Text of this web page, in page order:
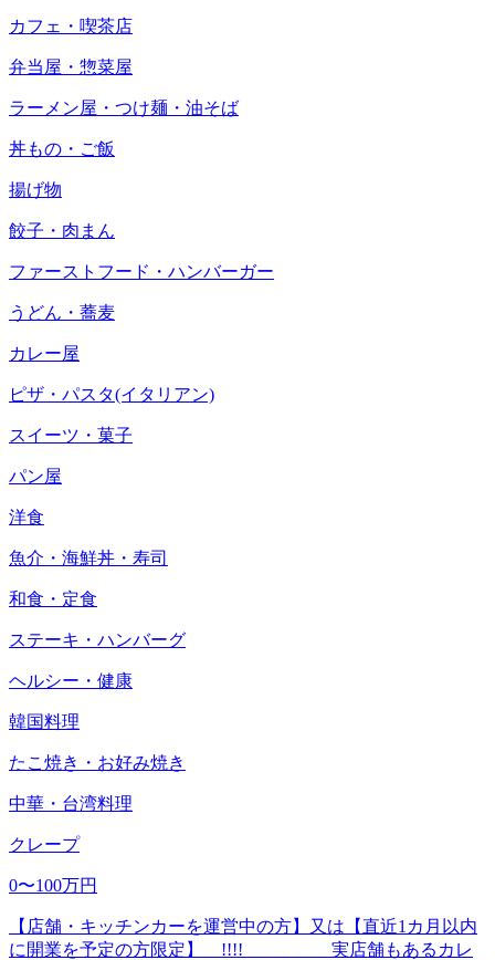
カフェ・喫茶店
弁当屋・惣菜屋
ラーメン屋・つけ麺・油そば
丼もの・ご飯
揚げ物
餃子・肉まん
ファーストフード・ハンバーガー
うどん・蕎麦
カレー屋
ピザ・パスタ(イタリアン)
スイーツ・菓子
パン屋
洋食
魚介・海鮮丼・寿司
和食・定食
ステーキ・ハンバーグ
ヘルシー・健康
韓国料理
たこ焼き・お好み焼き
中華・台湾料理
クレープ
0〜100万円
【店舗・キッチンカーを運営中の方】又は【直近1カ月以内
に開業を予定の方限定】 !!!! 実店舗もあるカレ